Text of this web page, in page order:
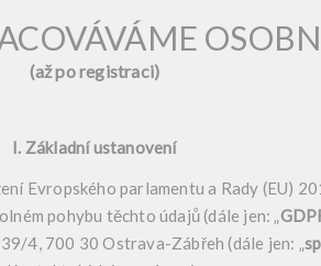
(až po registraci)
I. Základní ustanovení
Evropského parlamentu a Rady (EU)
pohybu těchto údajů (dále jen: „
4, 700 30 Ostrava-Zábřeh (dále jen: „